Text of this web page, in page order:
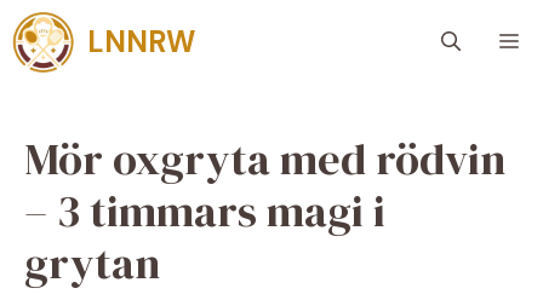
Skip
to
content
LNNRW
Mör oxgryta med rödvin
– 3 timmars magi i
grytan